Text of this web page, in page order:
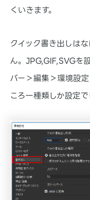
くいきます。
クイック書き出しは
ん。JPG,GIF,SVGを
バー＞編集＞環境設
ころ一種類しか設定